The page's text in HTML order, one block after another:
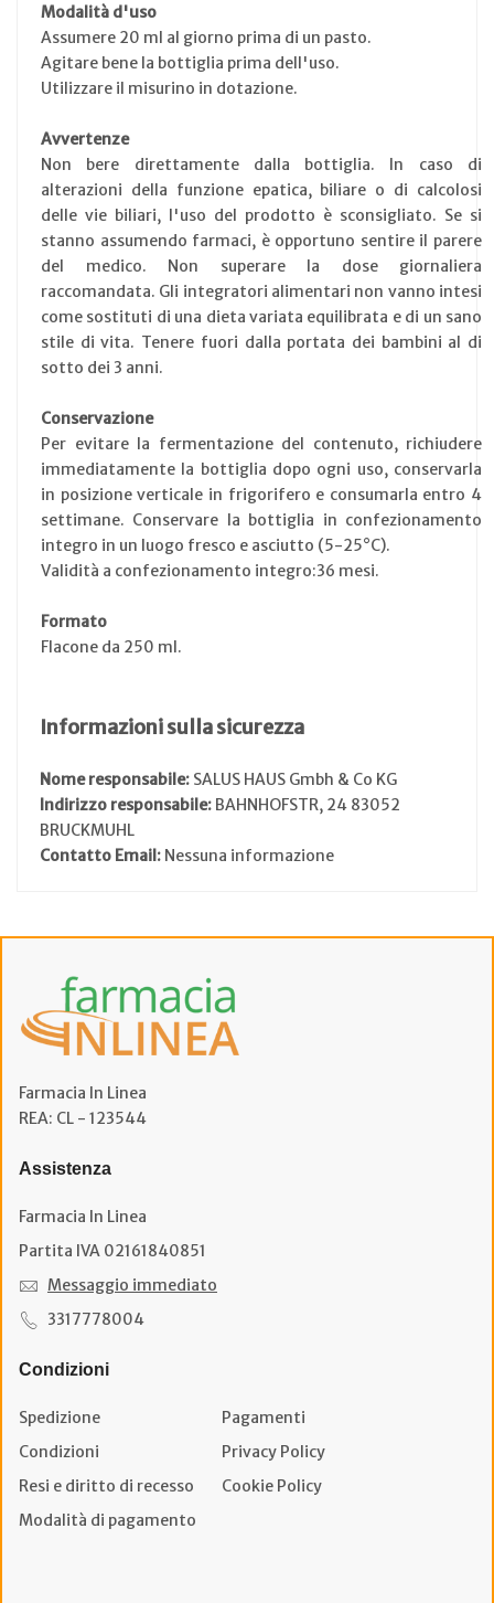
Modalità d'uso
Assumere 20 ml al giorno prima di un pasto.
Agitare bene la bottiglia prima dell'uso.
Utilizzare il misurino in dotazione.
Avvertenze
Non bere direttamente dalla bottiglia. In caso di
alterazioni della funzione epatica, biliare o di calcolosi
delle vie biliari, l'uso del prodotto è sconsigliato. Se si
stanno assumendo farmaci, è opportuno sentire il parere
del medico. Non superare la dose giornaliera
raccomandata. Gli integratori alimentari non vanno intesi
come sostituti di una dieta variata equilibrata e di un sano
stile di vita. Tenere fuori dalla portata dei bambini al di
sotto dei 3 anni.
Conservazione
Per evitare la fermentazione del contenuto, richiudere
immediatamente la bottiglia dopo ogni uso, conservarla
in posizione verticale in frigorifero e consumarla entro 4
settimane. Conservare la bottiglia in confezionamento
integro in un luogo fresco e asciutto (5-25°C).
Validità a confezionamento integro:36 mesi.
Formato
Flacone da 250 ml.
Informazioni sulla sicurezza
Nome responsabile: SALUS HAUS Gmbh & Co KG
Indirizzo responsabile: BAHNHOFSTR, 24 83052
BRUCKMUHL
Contatto Email: Nessuna informazione
Farmacia In Linea
REA: CL - 123544
Assistenza
Farmacia In Linea
Partita IVA 02161840851
Messaggio immediato
3317778004
Condizioni
Spedizione
Pagamenti
Condizioni
Privacy Policy
Resi e diritto di recesso
Cookie Policy
Modalità di pagamento